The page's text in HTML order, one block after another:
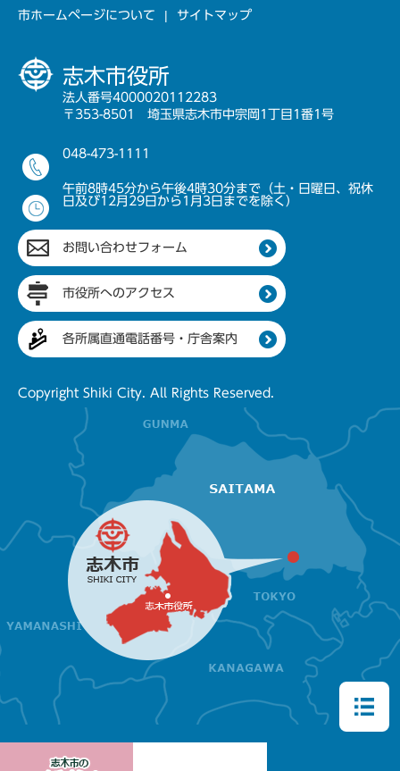
市ホームページについて サイトマップ
志木市役所
法人番号4000020112283
〒353-8501 埼玉県志木市中宗岡1丁目1番1号
048-473-1111
午前8時45分から午後4時30分まで（土・日曜日、祝休
日及び12月29日から1月3日までを除く）
お問い合わせフォーム
市役所へのアクセス
各所属直通電話番号・庁舎案内
Copyright Shiki City. All Rights Reserved.